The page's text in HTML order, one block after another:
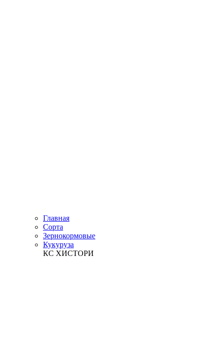
Главная
Сорта
Зернокормовые
Кукуруза
КС ХИСТОРИ